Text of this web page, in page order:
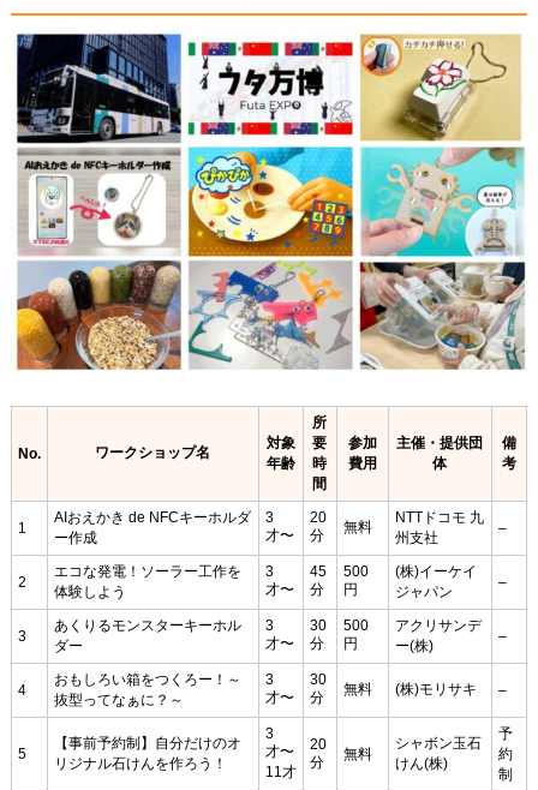
No. ワークショップ名
対象
年齢
所
要
時
間
参加
費用
主催・提供団
体
備
考
1
AIおえかき de NFCキーホルダ
ー作成
3
才〜
20
分
無料
NTTドコモ 九
州支社
–
2
エコな発電！ソーラー工作を
体験しよう
3
才〜
45
分
500
円
(株)イーケイ
ジャパン
–
3
あくりるモンスターキーホル
ダー
3
才〜
30
分
500
円
アクリサンデ
ー(株)
–
4
おもしろい箱をつくろー！～
抜型ってなぁに？～
3
才〜
30
分
無料 (株)モリサキ –
5
【事前予約制】自分だけのオ
リジナル石けんを作ろう！
3
才〜
11才
20
分
無料
シャボン玉石
けん(株)
予
約
制